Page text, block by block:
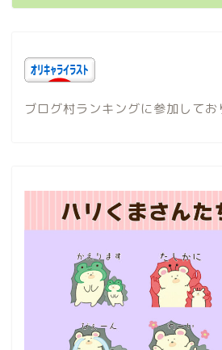
ブログ村ランキングに参加してお